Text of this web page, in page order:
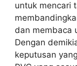
untuk mencari
dan membaca
Dengan
keputusan